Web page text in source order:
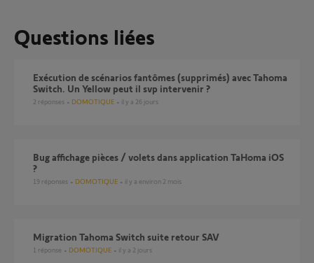
Questions liées
Exécution de scénarios fantômes (supprimés) avec Tahoma
Switch. Un Yellow peut il svp intervenir ?
2 réponses DOMOTIQUE il y a 26 jours
Bug affichage pièces / volets dans application TaHoma iOS
?
19 réponses DOMOTIQUE il y a environ 2 mois
Migration Tahoma Switch suite retour SAV
1 réponse DOMOTIQUE il y a 2 jours